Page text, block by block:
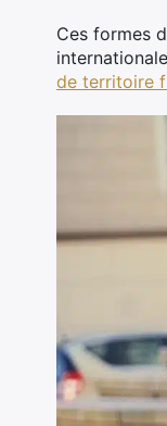
Ces formes
de territoire